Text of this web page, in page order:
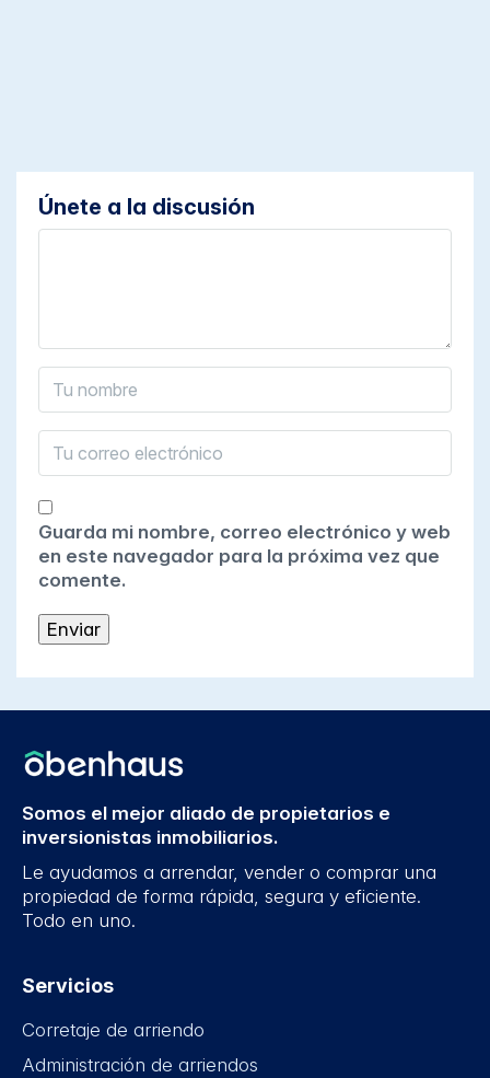
Únete a la discusión
Guarda mi nombre, correo electrónico y web
en este navegador para la próxima vez que
comente.
Somos el mejor aliado de propietarios e
inversionistas inmobiliarios.
Le ayudamos a arrendar, vender o comprar una
propiedad de forma rápida, segura y eficiente.
Todo en uno.
Servicios
Corretaje de arriendo
Administración de arriendos